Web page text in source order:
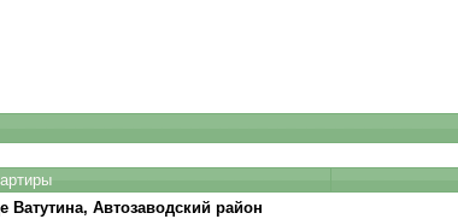
Ватутина, Автозаводский район